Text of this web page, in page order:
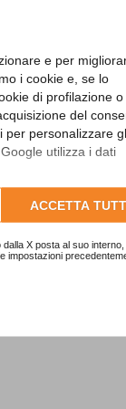
e per
i cookie e, se lo
di profilazione o
del
per personalizzare
utilizza i dati
ACCETTA
X posta al suo interno,
impostazioni